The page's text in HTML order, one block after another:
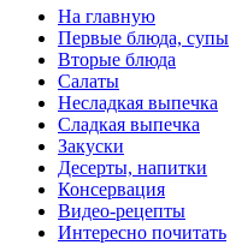
На главную
Первые блюда, супы
Вторые блюда
Салаты
Несладкая выпечка
Сладкая выпечка
Закуски
Десерты, напитки
Консервация
Видео-рецепты
Интересно почитать